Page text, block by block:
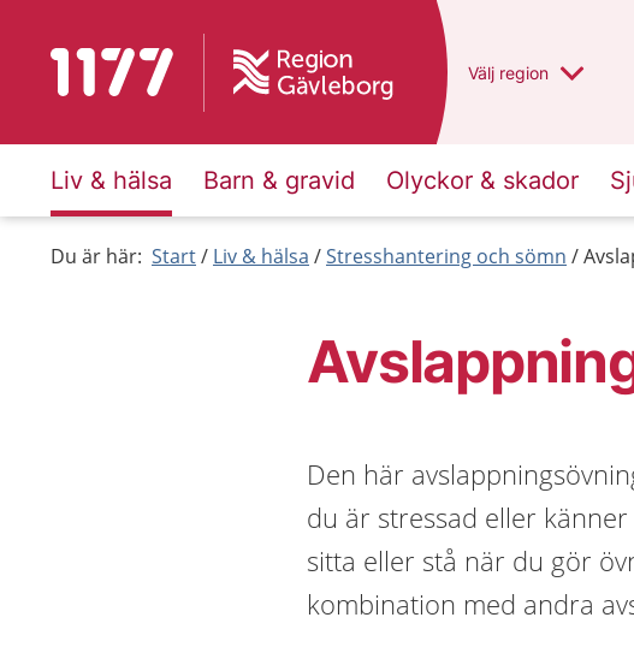
Till startsidan för 1177 Du har valt region
Välj en annan
region
Liv & hälsa Barn & gravid Olyckor & skador
Du är här: Start Liv & hälsa Stresshantering och sömn
Den här
du är stressad eller
sitta eller stå när du gör
kombination med andra